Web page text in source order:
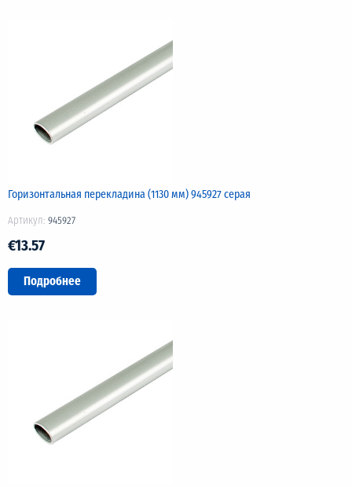
Горизонтальная перекладина (1130 мм) 945927 серая
Артикул: 945927
€13.57
Подробнее